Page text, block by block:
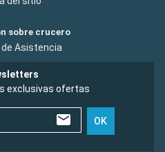
sobre crucero
Asistencia
exclusivas ofertas
OK